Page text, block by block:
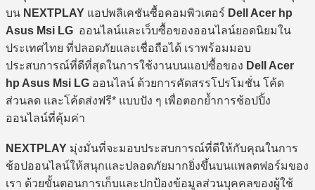
บน NEXTPLAY แอปพลิเคชันซื้อคอมพิวเตอร์ Dell Acer hp
Asus Msi LG ออนไลน์และเว็บซื้อของออนไลน์ยอดนิยมใน
ประเทศไทย ที่ปลอดภัยและเชื่อถือได้ เราพร้อมมอบ
ประสบการณ์ที่ดีที่สุดในการใช้งานบนแอปซื้อของ Dell Acer
hp Asus Msi LG ออนไลน์ ด้วยการคัดสรรโปรโมชั่น โค้ด
ส่วนลด และโค้ดส่งฟรี* แบบปัง ๆ เพื่อตอกย้ำการช้อปปิ้ง
ออนไลน์ที่คุ้มค่า
NEXTPLAY มุ่งมั่นที่จะมอบประสบการณ์ที่ดีให้กับคุณในการ
ช้อปออนไลน์ให้สนุกและปลอดภัยมากยิ่งขึ้นบนแพลตฟอร์มของ
เรา ด้วยขั้นตอนการเก็บและปกป้องข้อมูลส่วนบุคคลของผู้ใช้